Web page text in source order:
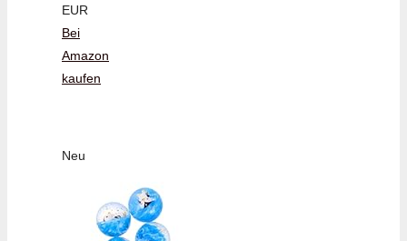
EUR
Bei
Amazon
kaufen
Neu